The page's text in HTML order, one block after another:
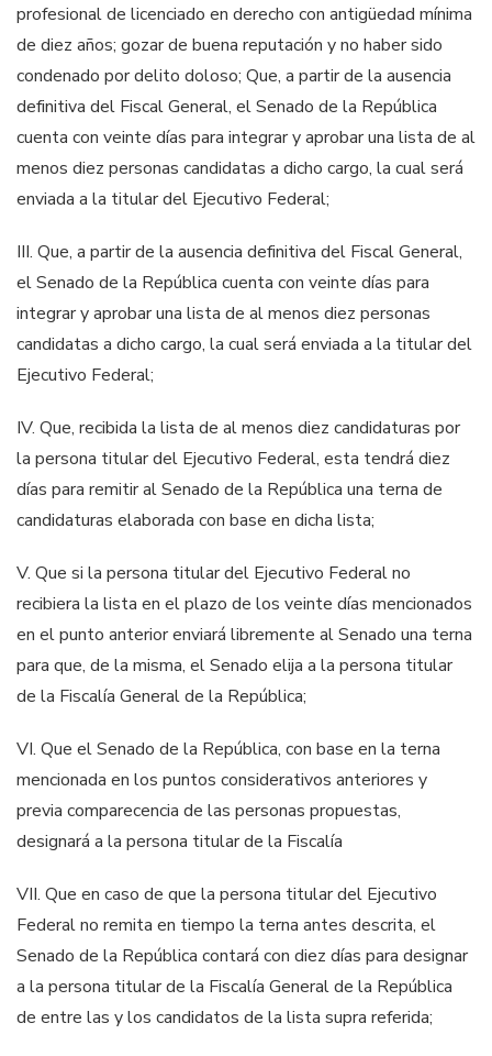
profesional de licenciado en derecho con antigüedad mínima
de diez años; gozar de buena reputación y no haber sido
condenado por delito doloso; Que, a partir de la ausencia
definitiva del Fiscal General, el Senado de la República
cuenta con veinte días para integrar y aprobar una lista de al
menos diez personas candidatas a dicho cargo, la cual será
enviada a la titular del Ejecutivo Federal;
III. Que, a partir de la ausencia definitiva del Fiscal General,
el Senado de la República cuenta con veinte días para
integrar y aprobar una lista de al menos diez personas
candidatas a dicho cargo, la cual será enviada a la titular del
Ejecutivo Federal;
IV. Que, recibida la lista de al menos diez candidaturas por
la persona titular del Ejecutivo Federal, esta tendrá diez
días para remitir al Senado de la República una terna de
candidaturas elaborada con base en dicha lista;
V. Que si la persona titular del Ejecutivo Federal no
recibiera la lista en el plazo de los veinte días mencionados
en el punto anterior enviará libremente al Senado una terna
para que, de la misma, el Senado elija a la persona titular
de la Fiscalía Generalde la República;
VI. Que el Senado de la República, con base en la terna
mencionada en los puntos considerativos anteriores y
previa comparecencia de las personas propuestas,
designará a la persona titular de la Fiscalía
VII. Que en caso de que la persona titular del Ejecutivo
Federal no remita en tiempo la terna antes descrita, el
Senado de la República contará con diez días para designar
a la persona titular de la Fiscalía Generalde la República
de entre las y los candidatos de la lista supra referida;